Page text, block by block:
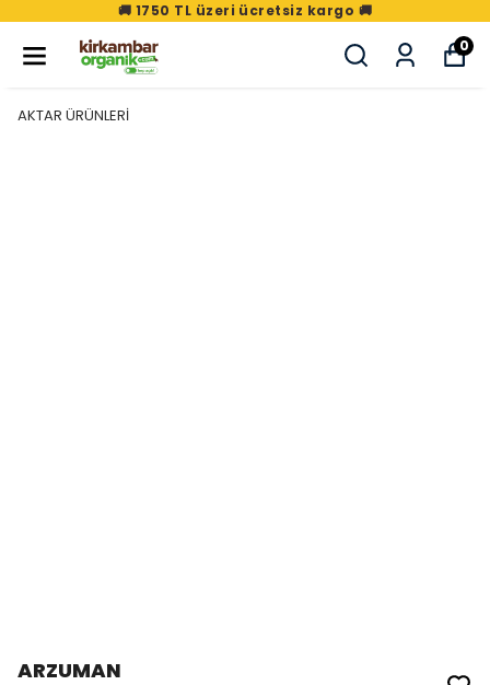
🚚 1750 TL üzeri ücretsiz kargo 🚚
0
AKTAR ÜRÜNLERİ
ARZUMAN